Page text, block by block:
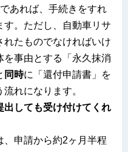
あれば、手続きをすれ
す。ただし、自動車リサ
れたものでなければいけ
を事由とする「永久抹消
同時に「還付申請書」を
れになります。
出しても受け付けてくれ
申請から約2ヶ月半程